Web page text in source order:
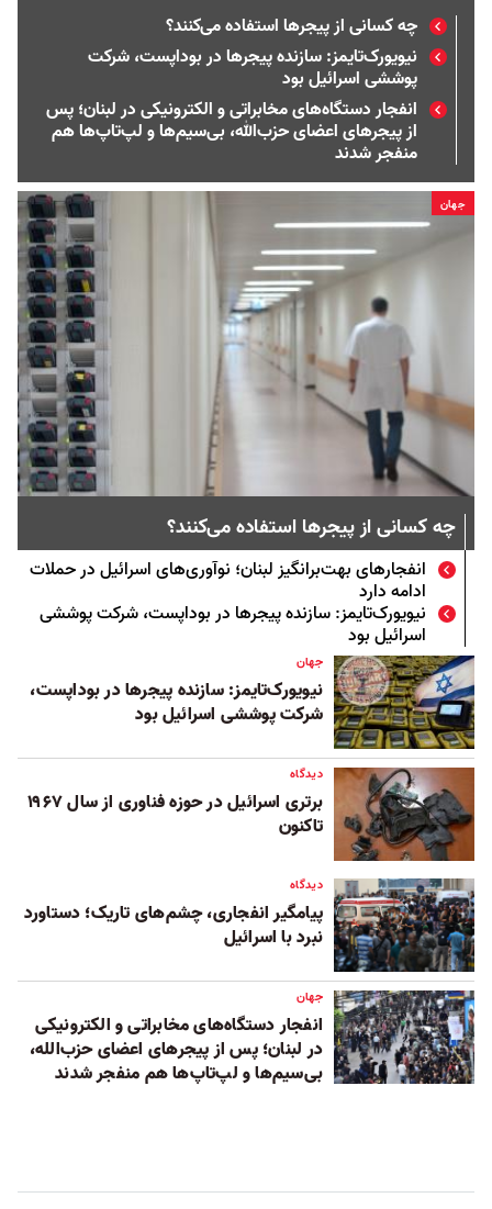
چه کسانی از پیجرها استفاده می‌کنند؟
نیویورک‌تایمز: سازنده پیجرها در بوداپست، شرکت
پوششی اسرائیل بود
انفجار دستگاه‌های مخابراتی و الکترونیکی در لبنان؛ پس
از پیجرهای اعضای حزب‌الله، بی‌سیم‌‌ها و لپ‌تاپ‌ها هم
منفجر شدند
جهان
چه کسانی از پیجرها استفاده می‌کنند؟
انفجارهای بهت‌برانگیز لبنان؛ نوآوری‌های اسرائیل در حملات
ادامه دارد
نیویورک‌تایمز: سازنده پیجرها در بوداپست، شرکت پوششی
اسرائیل بود
جهان
نیویورک‌تایمز: سازنده پیجرها در بوداپست،
شرکت پوششی اسرائیل بود
دیدگاه
برتری اسرائیل در حوزه فناوری از سال ۱۹۶۷
تاکنون
دیدگاه
پیامگیر انفجاری، چشم‌های تاریک؛ دستاورد
نبرد با اسرائیل
جهان
انفجار دستگاه‌های مخابراتی و الکترونیکی
در لبنان؛ پس از پیجرهای اعضای حزب‌الله،
بی‌سیم‌‌ها و لپ‌تاپ‌ها هم منفجر شدند